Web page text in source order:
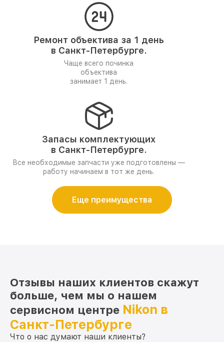
Ремонт объектива за 1 день
в Санкт-Петербурге.
Чаще всего починка
объектива
занимает 1 день.
Запасы комплектующих
в Санкт-Петербурге.
Все необходимые запчасти уже подготовлены —
работу начинаем в тот же день.
Еще преимущества
Отзывы наших клиентов скажут
больше, чем мы о нашем
сервисном центре Nikon в
Санкт-Петербурге
Что о нас думают наши клиенты?